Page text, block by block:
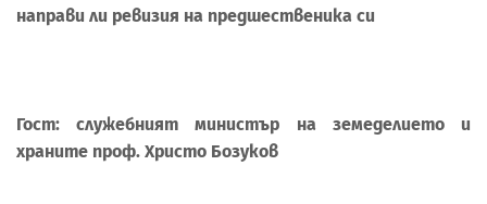
направи ли ревизия на предшественика си
Гост: служебният министър на земеделието и
храните проф. Христо Бозуков